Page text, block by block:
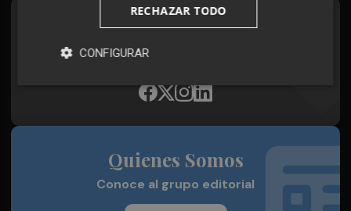
Síguenos en redes
Plaza Podcast, desde cualquier medio
Quienes Somos
Conoce al grupo editorial
RECHAZAR TODO
CONFIGURAR